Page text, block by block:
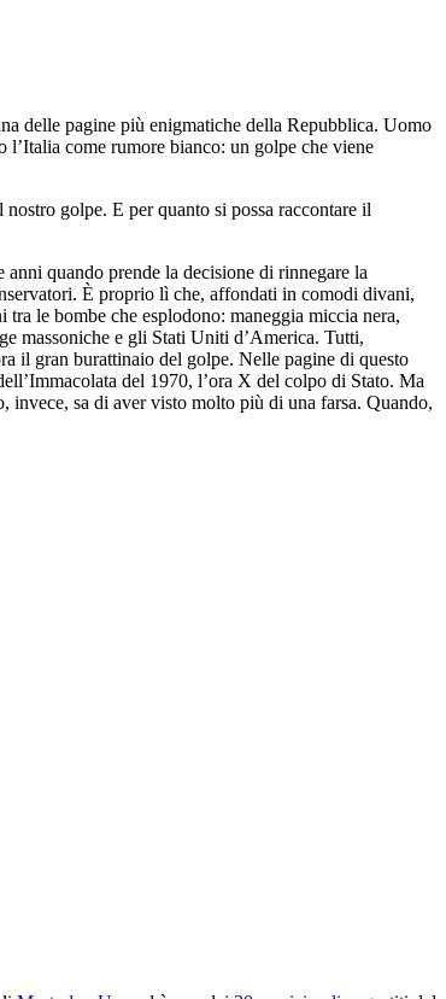
delle pagine più enigmatiche della Repubblica. Uomo
l’Italia come rumore bianco: un golpe che viene
golpe. E per quanto si possa raccontare il
quando prende la decisione di rinnegare la
È proprio lì che, affondati in comodi divani,
le bombe che esplodono: maneggia miccia nera,
massoniche e gli Stati Uniti d’America. Tutti,
il gran burattinaio del golpe. Nelle pagine di questo
del 1970, l’ora X del colpo di Stato. Ma
invece, sa di aver visto molto più di una farsa. Quando,